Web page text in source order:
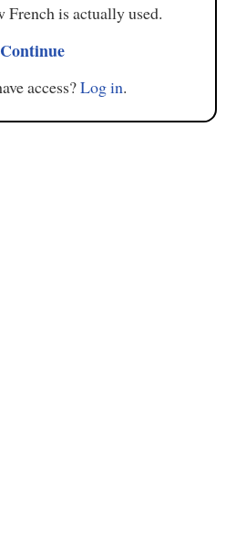
French is actually used.
Continue
access?Log in.